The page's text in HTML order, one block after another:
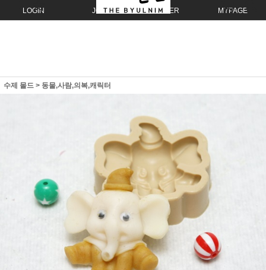
LOGIN JOIN ORDER MYPAGE
수제 몰드 > 동물,사람,의복,캐릭터